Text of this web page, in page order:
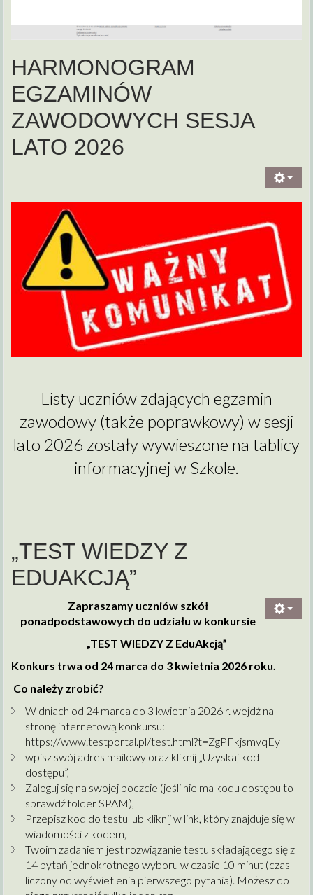
HARMONOGRAM
EGZAMINÓW
ZAWODOWYCH SESJA
LATO 2026
Listy uczniów zdających egzamin
zawodowy (także poprawkowy) w sesji
lato 2026 zostały wywieszone na tablicy
informacyjnej w Szkole.
„TEST WIEDZY Z
EDUAKCJĄ”
Zapraszamy uczniów szkół
ponadpodstawowych do udziału w konkursie
„TEST WIEDZY Z EduAkcją”
Konkurs trwa od 24 marca do 3 kwietnia 2026 roku.
Co należy zrobić?
W dniach od 24 marca do 3 kwietnia 2026 r. wejdź na
stronę internetową konkursu:
https://www.testportal.pl/test.html?t=ZgPFkjsmvqEy
wpisz swój adres mailowy oraz kliknij „Uzyskaj kod
dostępu”,
Zaloguj się na swojej poczcie (jeśli nie ma kodu dostępu to
sprawdź folder SPAM),
Przepisz kod do testu lub kliknij w link, który znajduje się w
wiadomości z kodem,
Twoim zadaniem jest rozwiązanie testu składającego się z
14 pytań jednokrotnego wyboru w czasie 10 minut (czas
liczony od wyświetlenia pierwszego pytania). Możesz do